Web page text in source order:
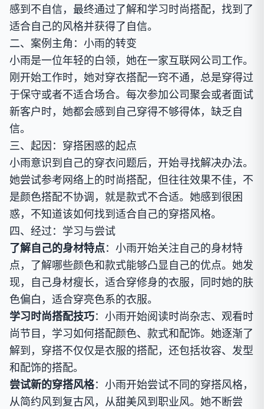
感到不自信，最终通过了解和学习时尚搭配，找到了
适合自己的风格并获得了自信。
二、案例主角：小雨的转变
小雨是一位年轻的白领，她在一家互联网公司工作。
刚开始工作时，她对穿衣搭配一窍不通，总是穿得过
于保守或者不适合场合。每次参加公司聚会或者面试
新客户时，她都会感到自己穿得不够得体，缺乏自
信。
三、起因：穿搭困惑的起点
小雨意识到自己的穿衣问题后，开始寻找解决办法。
她尝试参考网络上的时尚搭配，但往往效果不佳，不
是颜色搭配不协调，就是款式不合适。她感到很困
惑，不知道该如何找到适合自己的穿搭风格。
四、经过：学习与尝试
了解自己的身材特点：小雨开始关注自己的身材特
点，了解哪些颜色和款式能够凸显自己的优点。她发
现，自己身材瘦长，适合穿修身的衣服，同时她的肤
色偏白，适合穿亮色系的衣服。
学习时尚搭配技巧：小雨开始阅读时尚杂志、观看时
尚节目，学习如何搭配颜色、款式和配饰。她逐渐了
解到，穿搭不仅仅是衣服的搭配，还包括妆容、发型
和配饰的搭配。
尝试新的穿搭风格：小雨开始尝试不同的穿搭风格，
从简约风到复古风，从甜美风到职业风。她不断尝